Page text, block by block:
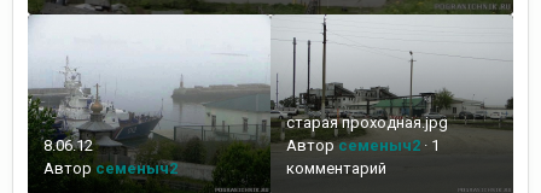
8.06.12
Автор семеныч2
старая проходная.jpg
Авторсеменыч2 · 1
комментарий